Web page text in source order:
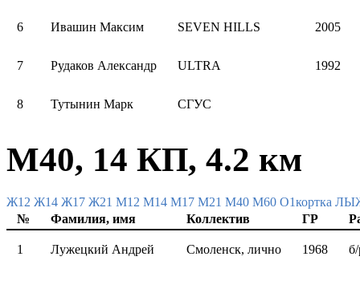
6 Ивашин Maксим SEVEN HILLS 2005
7 Рудаков Александр ULTRA 1992
8 Тутынин Марк СГУС
М40, 14 КП, 4.2 км
Ж12 Ж14 Ж17 Ж21 М12 М14 М17 М21 М40 М60 О1кортка
№
Фамилия, имя Коллектив ГР
1 Лужецкий Андрей Смоленск, лично 1968